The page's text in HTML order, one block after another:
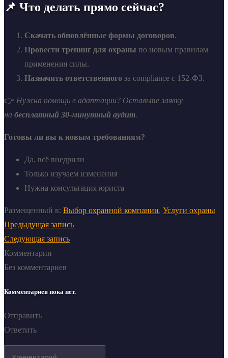
📌 Что делать прямо сейчас?
Скачать обновлённые формы договоров.
Провести тренинг для охраны по новым правилам
применения силы.
Назначить ответственного за compliance с 152-ФЗ.
👉 Нужна помощь в адаптации? Оставьте заявку
на бесплатный 30-минутный аудит.
Готовы ли вы к новым требованиям?
Да, всё внедрили
Только изучаем изменения
Нужна консультация юриста
Размещенный в: Выбор охранной компании, Услуги охраны
Предыдущая запись
Следующая запись
Комментарии
Без комментариев
Комментариев пока нет.
Отправить
Ответить